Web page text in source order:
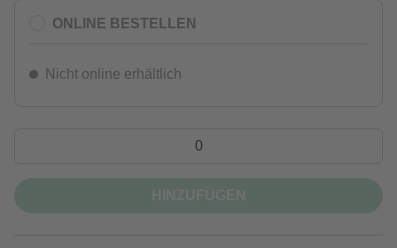
ONLINE BESTELLEN
Nicht online erhältlich